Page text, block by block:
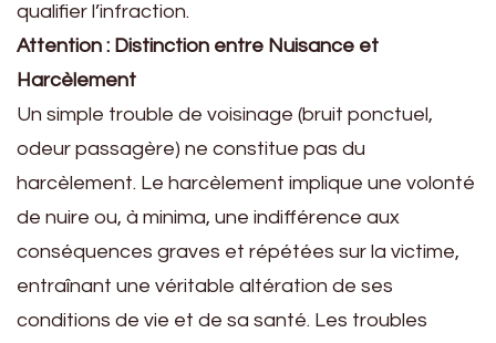
qualifier l’infraction.
Attention : Distinction entre Nuisance et
Harcèlement
Un simple trouble de voisinage (bruit ponctuel,
odeur passagère) ne constitue pas du
harcèlement. Le harcèlement implique une volonté
de nuire ou, à minima, une indifférence aux
conséquences graves et répétées sur la victime,
entraînant une véritable altération de ses
conditions de vie et de sa santé. Les troubles